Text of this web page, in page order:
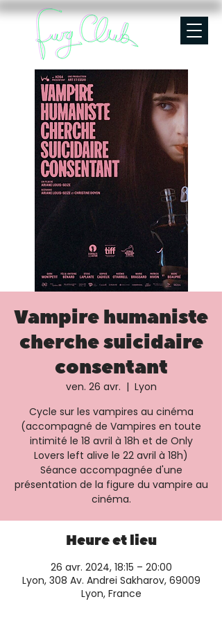
Vampire humaniste
cherche suicidaire
consentant
ven. 26 avr.
  |
Lyon
Cycle sur les vampires au cinéma
(accompagné de Vampires en toute
intimité le 18 avril à 18h et de Only
Lovers left alive le 22 avril à 18h)
Séance accompagnée d'une
présentation de la figure du vampire au
cinéma.
Heure et lieu
26 avr. 2024, 18:15 – 20:00
Lyon, 308 Av. Andrei Sakharov, 69009
Lyon, France